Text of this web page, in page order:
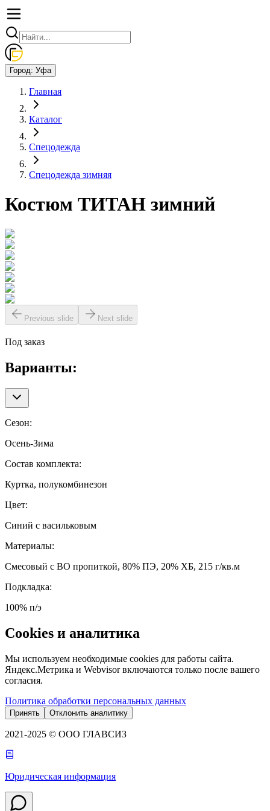
Город: Уфа
Главная
Каталог
Спецодежда
Спецодежда зимняя
Костюм ТИТАН зимний
Previous slide Next slide
Под заказ
Варианты:
Сезон:
Осень-Зима
Состав комплекта:
Куртка, полукомбинезон
Цвет:
Синий с васильковым
Материалы:
Смесовый с ВО пропиткой, 80% ПЭ, 20% ХБ, 215 г/кв.м
Подкладка:
100% п/э
Cookies и аналитика
Мы используем необходимые cookies для работы сайта.
Яндекс.Метрика и Webvisor включаются только после вашего
согласия.
Политика обработки персональных данных
Принять Отклонить аналитику
2021-2025 © ООО ГЛАВСИЗ
Юридическая информация